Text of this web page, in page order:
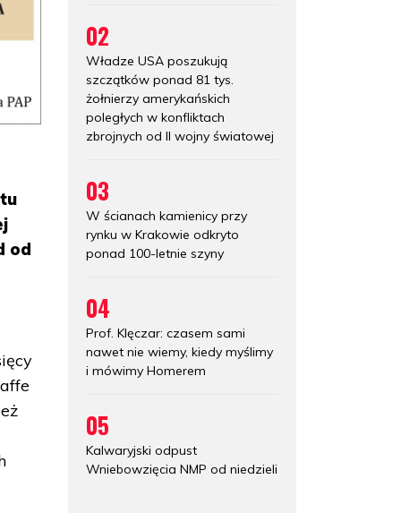
od
02
Władze USA poszukują
szczątków ponad 81 tys.
żołnierzy amerykańskich
poległych w konfliktach
zbrojnych od II wojny światowej
03
W ścianach kamienicy przy
rynku w Krakowie odkryto
ponad 100-letnie szyny
04
Prof. Klęczar: czasem sami
nawet nie wiemy, kiedy myślimy
i mówimy Homerem
05
Kalwaryjski odpust
Wniebowzięcia NMP od niedzieli